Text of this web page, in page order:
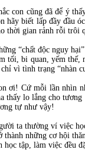
con cũng đã để ý
hãy biết lấp đầy đầu
thời gian rảnh rỗi trôi
“chất độc nguy
tối, bi quan, yếm thế,
chỉ vì tình trạng “nhàn
ơi! Cứ mỗi lần nhìn
thấy lo lắng cho
tự như vậy!
ta thường ví việc
thành những cơ hội
tập, làm việc đều